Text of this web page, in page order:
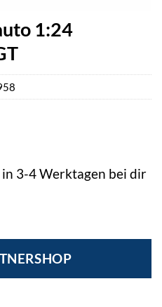
1:24
3-4 Werktagen bei dir